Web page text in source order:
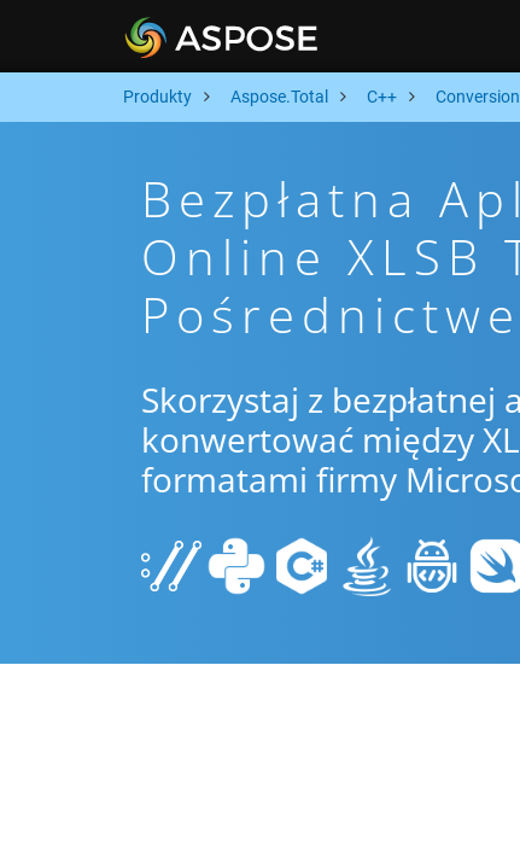
Produkty Aspose.Total C++ Conversion
Bezpłatna
Online XLSB
Skorzystaj z bezpłatnej
konwertować między
formatami firmy